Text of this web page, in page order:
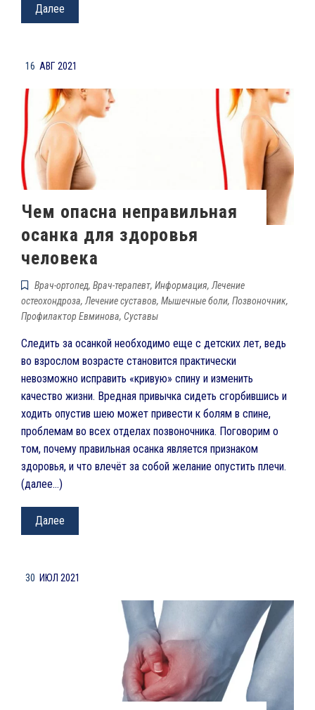
Далее
16 АВГ 2021
Чем опасна неправильная
осанка для здоровья
человека
Врач-ортопед, Врач-терапевт, Информация, Лечение
остеохондроза, Лечение суставов, Мышечные боли, Позвоночник,
Профилактор Евминова, Суставы
Следить за осанкой необходимо еще с детских лет, ведь
во взрослом возрасте становится практически
невозможно исправить «кривую» спину и изменить
качество жизни. Вредная привычка сидеть сгорбившись и
ходить опустив шею может привести к болям в спине,
проблемам во всех отделах позвоночника. Поговорим о
том, почему правильная осанка является признаком
здоровья, и что влечёт за собой желание опустить плечи.
(далее…)
Далее
30 ИЮЛ 2021